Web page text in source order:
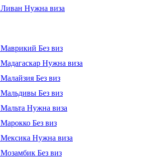
Ливан Нужна виза
Маврикий Без виз
Мадагаскар Нужна виза
Малайзия Без виз
Мальдивы Без виз
Мальта Нужна виза
Марокко Без виз
Мексика Нужна виза
Мозамбик Без виз